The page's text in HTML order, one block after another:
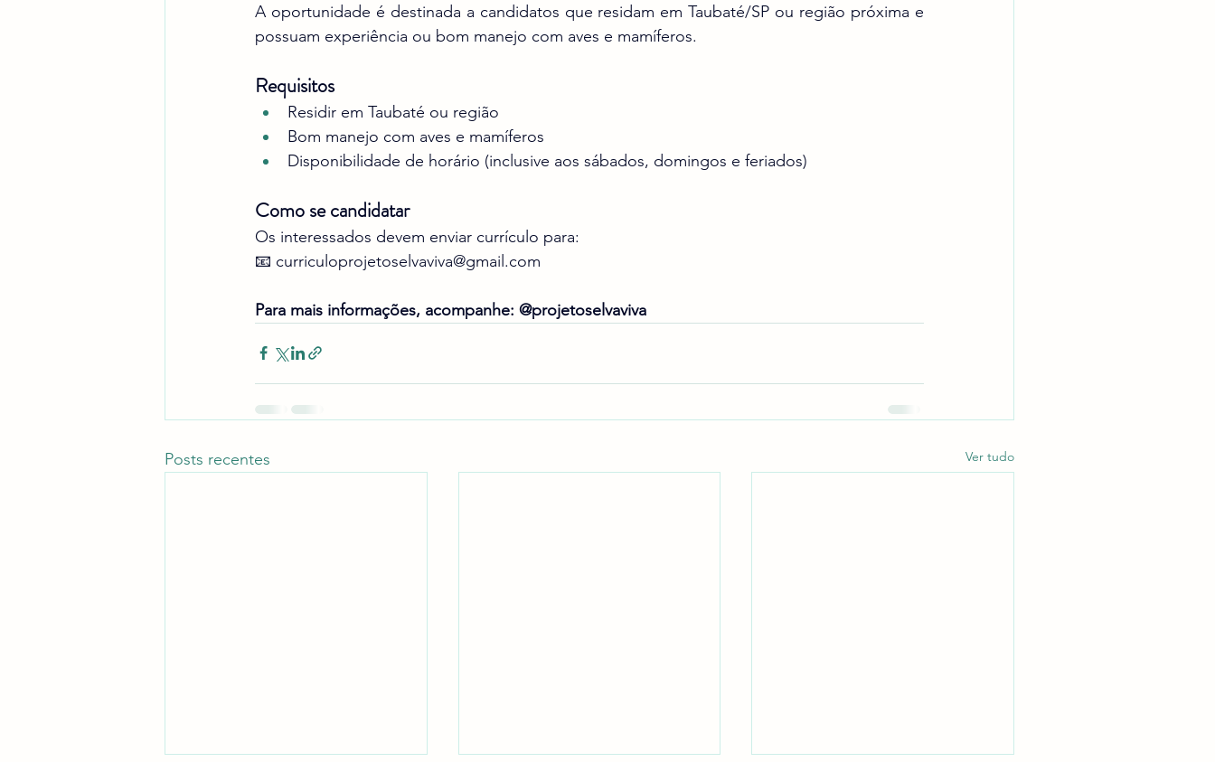
A oportunidade é destinada a candidatos que residam em Taubaté/SP ou região próxima e
possuam experiência ou bom manejo com aves e mamíferos.
Requisitos
Residir em Taubaté ou região
Bom manejo com aves e mamíferos
Disponibilidade de horário (inclusive aos sábados, domingos e feriados)
Como se candidatar
Os interessados devem enviar currículo para:
📧 curriculoprojetoselvaviva@gmail.com
Para mais informações, acompanhe: @projetoselvaviva
Posts recentes Ver tudo